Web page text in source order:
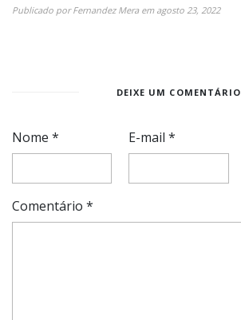
Publicado porFernandez Meraem agosto 23, 2022
DEIXE UM COMENTÁRIO
Nome * E-mail*
Comentário *